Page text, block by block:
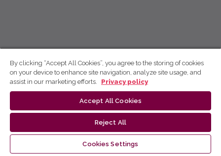
By clicking “Accept All Cookies”, you agree to the storing of cookies
on your device to enhance site navigation, analyze site usage, and
assist in our marketing efforts.
Privacy policy
Accept All Cookies
Reject All
Cookies Settings